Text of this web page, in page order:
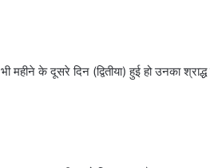
के दूसरे दिन (द्वितीया) हुई हो उनका श्राद्ध